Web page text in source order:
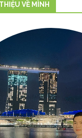
VỀ MÌNH